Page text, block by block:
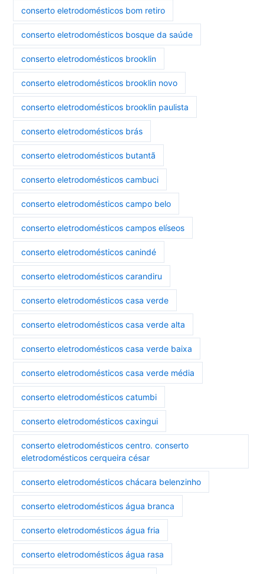
conserto eletrodomésticos bom retiro
conserto eletrodomésticos bosque da saúde
conserto eletrodomésticos brooklin
conserto eletrodomésticos brooklin novo
conserto eletrodomésticos brooklin paulista
conserto eletrodomésticos brás
conserto eletrodomésticos butantã
conserto eletrodomésticos cambuci
conserto eletrodomésticos campo belo
conserto eletrodomésticos campos elíseos
conserto eletrodomésticos canindé
conserto eletrodomésticos carandiru
conserto eletrodomésticos casa verde
conserto eletrodomésticos casa verde alta
conserto eletrodomésticos casa verde baixa
conserto eletrodomésticos casa verde média
conserto eletrodomésticos catumbi
conserto eletrodomésticos caxingui
conserto eletrodomésticos centro. conserto
eletrodomésticos cerqueira césar
conserto eletrodomésticos chácara belenzinho
conserto eletrodomésticos água branca
conserto eletrodomésticos água fria
conserto eletrodomésticos água rasa